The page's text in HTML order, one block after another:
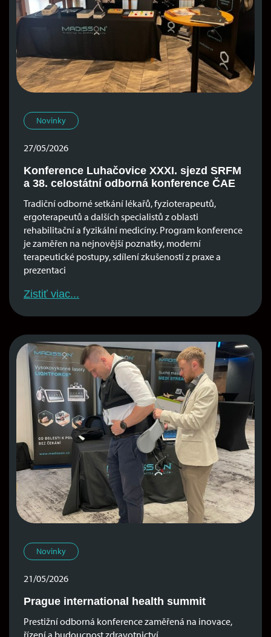
Novinky
27/05/2026
Konference Luhačovice XXXI. sjezd SRFM
a 38. celostátní odborná konference ČAE
Tradiční odborné setkání lékařů, fyzioterapeutů,
ergoterapeutů a dalších specialistů z oblasti
rehabilitační a fyzikální medicíny. Program konference
je zaměřen na nejnovější poznatky, moderní
terapeutické postupy, sdílení zkušeností z praxe a
prezentaci
Zistiť viac...
Novinky
21/05/2026
Prague international health summit
Prestižní odborná konference zaměřená na inovace,